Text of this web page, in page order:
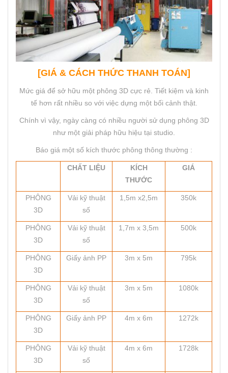
[GIÁ & CÁCH THỨC THANH TOÁN]
Mức giá để sở hữu một phông 3D cực rẻ. Tiết kiệm và kinh
tế hơn rất nhiều so với việc dựng một bối cảnh thật.
Chính vì vậy, ngày càng có nhiều người sử dụng phông 3D
như một giải pháp hữu hiệu tại studio.
Báo giá một số kích thước phông thông thường :
CHẤT LIỆU
KÍCH
THƯỚC
GIÁ
PHÔNG
3D
Vải kỹ thuật
số
1,5m x2,5m 350k
PHÔNG
3D
Vải kỹ thuật
số
1,7m x 3,5m 500k
PHÔNG
3D
Giấy ảnh PP 3m x 5m 795k
PHÔNG
3D
Vải kỹ thuật
số
3m x 5m 1080k
PHÔNG
3D
Giấy ảnh PP 4m x 6m 1272k
PHÔNG
3D
Vải kỹ thuật
số
4m x 6m 1728k